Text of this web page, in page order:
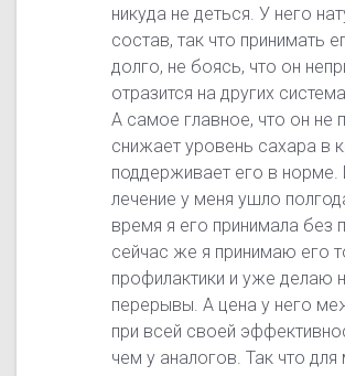
никуда не деться. У него
состав, так что принимать
долго, не боясь, что он
отразится на других
А самое главное, что он не
снижает уровень сахара в
поддерживает его в норме.
лечение у меня ушло
время я его принимала без
сейчас же я принимаю его
профилактики и уже делаю
перерывы. А цена у него
при всей своей
чем у аналогов. Так что для